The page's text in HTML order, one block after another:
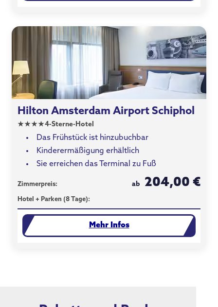
Hilton Amsterdam Airport Schiphol
★★★★4-Sterne-Hotel
Das Frühstück ist hinzubuchbar
Kinderermäßigung erhältlich
Sie erreichen das Terminal zu Fuß
Zimmerpreis: ab 204,00 €
Hotel + Parken (8 Tage):
Mehr Infos